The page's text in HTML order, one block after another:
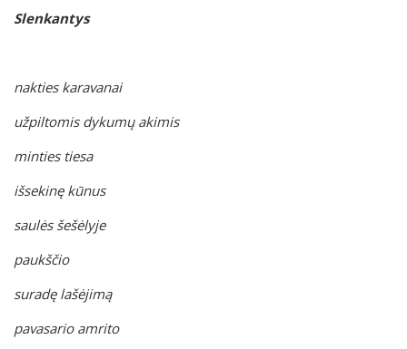
Slenkantys
nakties karavanai
užpiltomis dykumų akimis
minties tiesa
išsekinę kūnus
saulės šešėlyje
paukščio
suradę lašėjimą
pavasario amrito